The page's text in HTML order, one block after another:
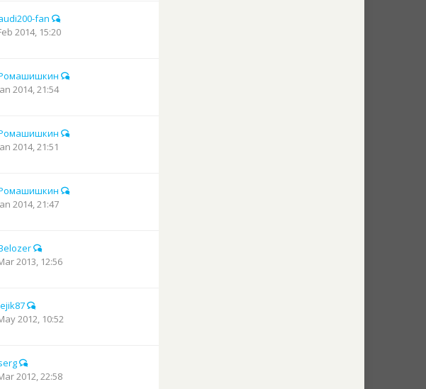
fan
2014, 15:20
2014, 21:54
2014, 21:51
2014, 21:47
2013, 12:56
2012, 10:52
2012, 22:58